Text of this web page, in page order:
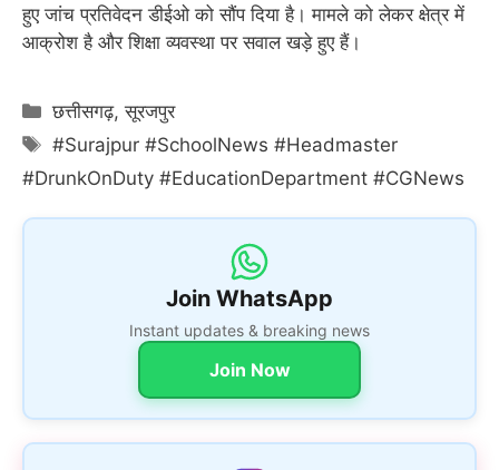
हुए जांच प्रतिवेदन डीईओ को सौंप दिया है। मामले को लेकर क्षेत्र में
आक्रोश है और शिक्षा व्यवस्था पर सवाल खड़े हुए हैं।
Categories
छत्तीसगढ़,सूरजपुर
Tags
#Surajpur #SchoolNews #Headmaster
#DrunkOnDuty #EducationDepartment #CGNews
Join WhatsApp
Instant updates & breaking news
Join Now